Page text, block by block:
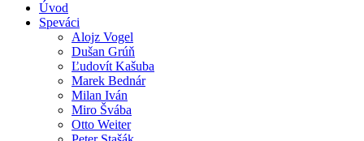
Úvod
Speváci
Alojz Vogel
Dušan Grúň
Ľudovít Kašuba
Marek Bednár
Milan Iván
Miro Švába
Otto Weiter